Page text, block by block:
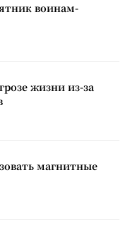
воинам-
жизни из-за
магнитные